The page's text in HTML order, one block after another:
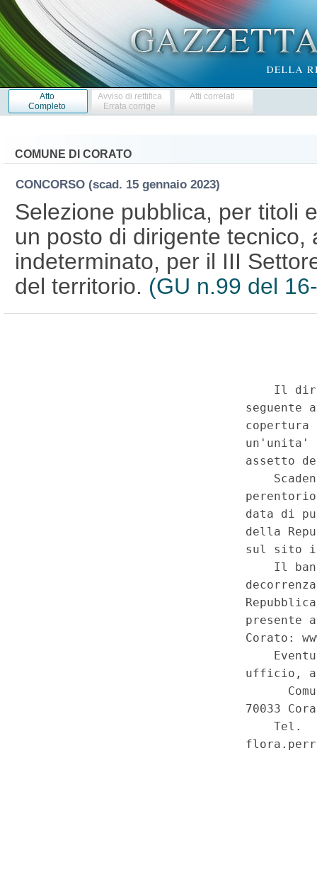
Atto
Completo
Avviso di rettifica
Errata corrige
Atti correlati
COMUNE DI CORATO
CONCORSO (scad. 15 gennaio 2023)
Selezione pubblica, per titoli
un posto di dirigente tecnico,
indeterminato, per il III
del territorio. (GU n.99 del